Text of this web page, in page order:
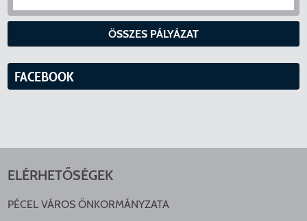
ÖSSZES PÁLYÁZAT
FACEBOOK
ELÉRHETŐSÉGEK
PÉCEL VÁROS ÖNKORMÁNYZATA